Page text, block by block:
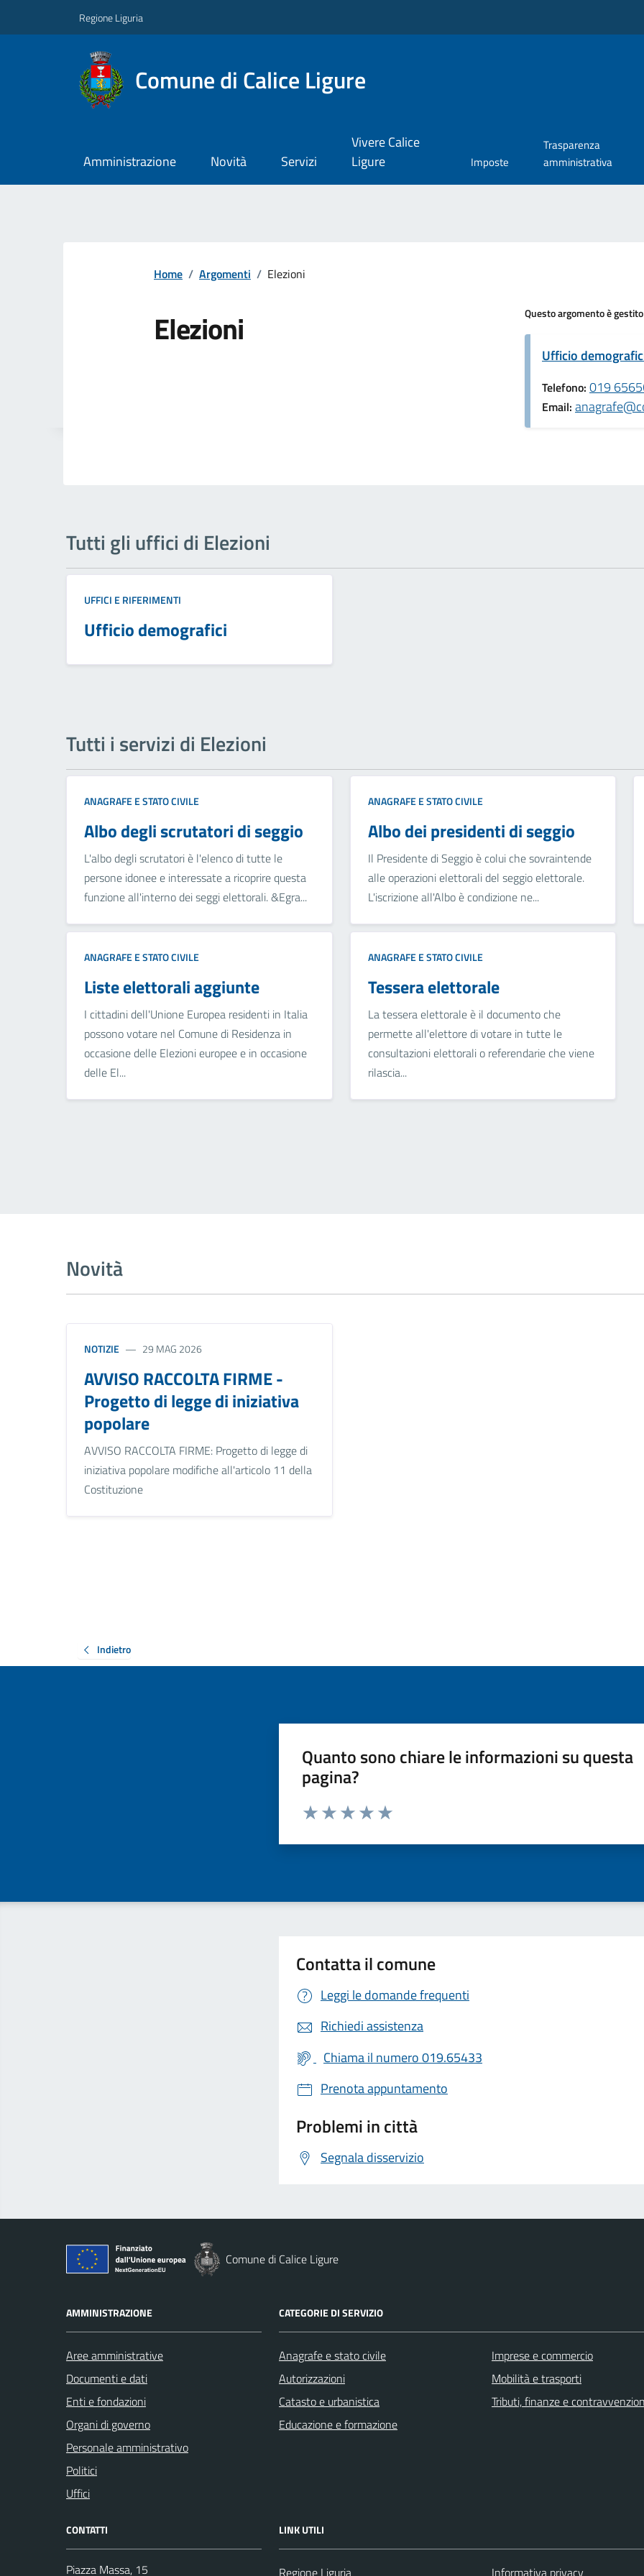
Regione Liguria
Comune di Calice Ligure
Amministrazione Novità Servizi
Vivere Calice
Ligure
Imposte
Trasparenza
amministrativa
Home / Argomenti / Elezioni
Elezioni Questo argomento è
Ufficio
Telefono: 019
Email:
Tutti gli uffici di Elezioni
UFFICI E RIFERIMENTI
Ufficio demografici
Tutti i servizi di Elezioni
ANAGRAFE E STATO CIVILE
Albo degli scrutatori di seggio
L'albo degli scrutatori è l'elenco di tutte le
persone idonee e interessate a ricoprire questa
funzione all'interno dei seggi elettorali. &Egra...
ANAGRAFE E STATO CIVILE
Albo dei presidenti di seggio
Il Presidente di Seggio è colui che sovraintende
alle operazioni elettorali del seggio elettorale.
L'iscrizione all'Albo è condizione ne...
ANAGRAFE E STATO CIVILE
Liste elettorali aggiunte
I cittadini dell'Unione Europea residenti in Italia
possono votare nel Comune di Residenza in
occasione delle Elezioni europee e in occasione
delle El...
ANAGRAFE E STATO CIVILE
Tessera elettorale
La tessera elettorale è il documento che
permette all'elettore di votare in tutte le
consultazioni elettorali o referendarie che viene
rilascia...
Novità
NOTIZIE 29 MAG 2026
AVVISO RACCOLTA FIRME -
Progetto di legge di iniziativa
popolare
AVVISO RACCOLTA FIRME: Progetto di legge di
iniziativa popolare modifiche all'articolo 11 della
Costituzione
Indietro
Quanto sono chiare le informazioni su questa
pagina?
Valuta da 1 a 5 stelle la pagina
Contatta il comune
Leggi le domande frequenti
Richiedi assistenza
Chiama il numero 019.65433
Prenota appuntamento
Problemi in città
Segnala disservizio
Comune di Calice Ligure
AMMINISTRAZIONE
Aree amministrative
Documenti e dati
Enti e fondazioni
Organi di governo
Personale amministrativo
Politici
Uffici
CATEGORIE DI SERVIZIO
Anagrafe e stato civile
Autorizzazioni
Catasto e urbanistica
Educazione e formazione
Imprese e commercio
Mobilità e trasporti
Tributi, finanze e
CONTATTI
Piazza Massa, 15
LINK UTILI
Regione Liguria Informativa privacy